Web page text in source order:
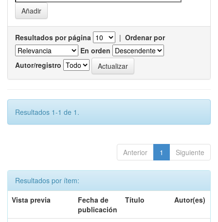
Resultados por página | Ordenar por
En orden
Autor/registro
Resultados 1-1 de 1.
Anterior 1 Siguiente
Resultados por ítem:
Vista previa
Fecha de
publicación
Título Autor(es)